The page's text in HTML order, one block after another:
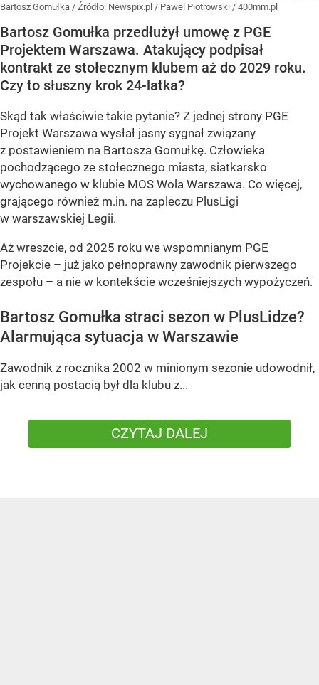
Bartosz Gomułka / Źródło: Newspix.pl / Pawel Piotrowski / 400mm.pl
Bartosz Gomułka przedłużył umowę z PGE
Projektem Warszawa. Atakujący podpisał
kontrakt ze stołecznym klubem aż do 2029 roku.
Czy to słuszny krok 24-latka?
Skąd tak właściwie takie pytanie? Z jednej strony PGE
Projekt Warszawa wysłał jasny sygnał związany
z postawieniem na Bartosza Gomułkę. Człowieka
pochodzącego ze stołecznego miasta, siatkarsko
wychowanego w klubie MOS Wola Warszawa. Co więcej,
grającego również m.in. na zapleczu PlusLigi
w warszawskiej Legii.
Aż wreszcie, od 2025 roku we wspomnianym PGE
Projekcie – już jako pełnoprawny zawodnik pierwszego
zespołu – a nie w kontekście wcześniejszych wypożyczeń.
Bartosz Gomułka straci sezon w PlusLidze?
Alarmująca sytuacja w Warszawie
Zawodnik z rocznika 2002 w minionym sezonie udowodnił,
jak cenną postacią był dla klubu z...
CZYTAJ DALEJ